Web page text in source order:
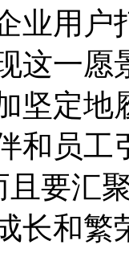
业用户
这一
坚定地
和员工
且要汇
长和繁